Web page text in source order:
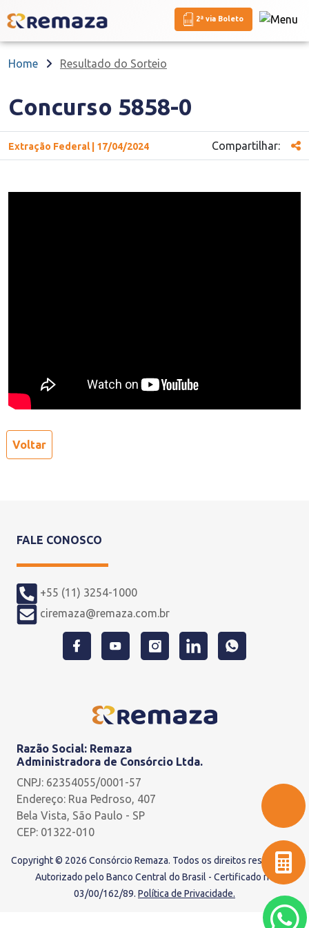
2ª via Boleto
Home Resultado do Sorteio
Concurso 5858-0
Extração Federal | 17/04/2024 Compartilhar:
Voltar
FALE CONOSCO
+55 (11) 3254-1000
ciremaza@remaza.com.br
Razão Social: Remaza
Administradora de Consórcio Ltda.
CNPJ: 62354055/0001-57
Endereço: Rua Pedroso, 407
Bela Vista, São Paulo - SP
CEP: 01322-010
Copyright © 2026 Consórcio Remaza. Todos os direitos reservados.
Autorizado pelo Banco Central do Brasil - Certificado nº
03/00/162/89. Política de Privacidade.